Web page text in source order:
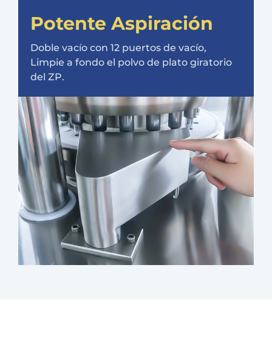
Potente Aspiración
Doble vacío con 12 puertos de vacío,
Limpie a fondo el polvo de plato giratorio
del ZP.